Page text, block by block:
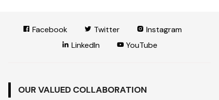
Facebook Twitter
Instagram
LinkedIn
YouTube
OUR VALUED COLLABORATION